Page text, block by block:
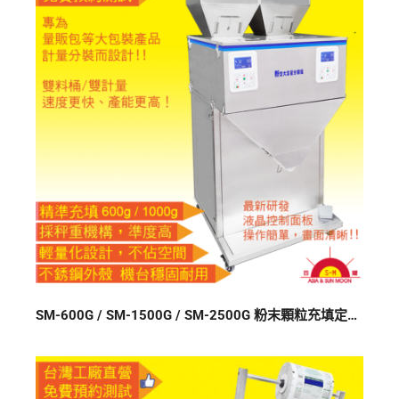
SM-600G / SM-1500G / SM-2500G 粉末顆粒充填定量分裝機 (雙料桶/定製機) 220V